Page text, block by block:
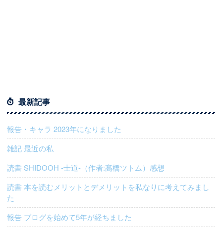
最新記事
報告・キャラ 2023年になりました
雑記 最近の私
読書 SHIDOOH -士道-（作者:髙橋ツトム）感想
読書 本を読むメリットとデメリットを私なりに考えてみまし
た
報告 ブログを始めて5年が経ちました